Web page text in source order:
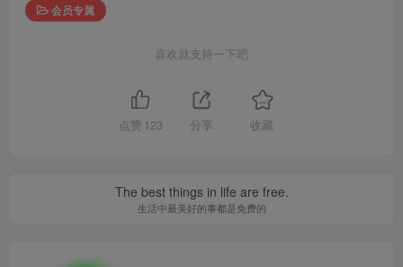
会员专属
喜欢就支持一下吧
点赞 123 分享 收藏
The best things in life are free.
生活中最美好的事都是免费的